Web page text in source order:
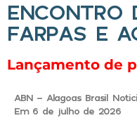
ENCONTRO
FARPAS E
Lançamento de
ABN - Alagoas Brasil
Em 6 de julho de 2026